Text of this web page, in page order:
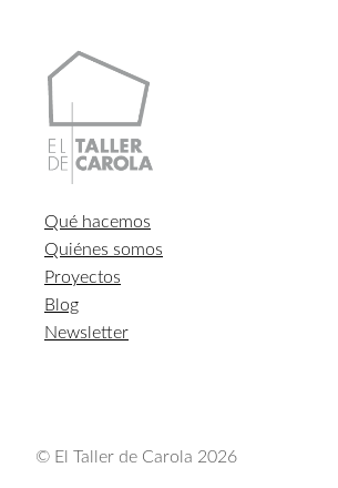
Qué hacemos
Quiénes somos
Proyectos
Blog
Newsletter
© El Taller de Carola 2026